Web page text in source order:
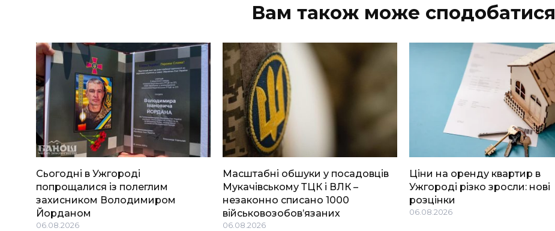
Вам також може сподобатися
Сьогодні в Ужгороді
попрощалися із полеглим
захисником Володимиром
Йорданом
06.08.2026
Масштабні обшуки у посадовців
Мукачівському ТЦК і ВЛК –
незаконно списано 1000
військовозобов’язаних
06.08.2026
Ціни на оренду квартир в
Ужгороді різко зросли: нові
розцінки
06.08.2026